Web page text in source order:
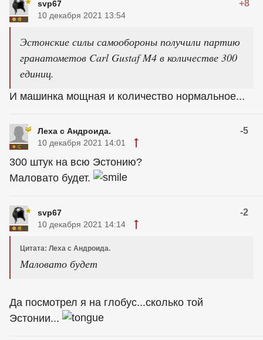
svp67 +8
10 декабря 2021 13:54
Эстонские силы самообороны получили партию
гранатометов Carl Gustaf M4 в количестве 300
единиц.
И машинка мощная и количество нормальное...
Леха с Андроида. -5
10 декабря 2021 14:01
300 штук на всю Эстонию?
Маловато будет.
svp67 -2
10 декабря 2021 14:14
Цитата: Леха с Андроида.
Маловато будет
Да посмотрел я на глобус...сколько той
Эстонии...